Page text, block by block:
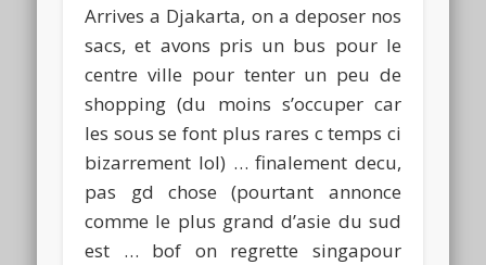
Arrives a Djakarta, on a deposer nos
sacs, et avons pris un bus pour le
centre ville pour tenter un peu de
shopping (du moins s’occuper car
les sous se font plus rares c temps ci
bizarrement lol) … finalement decu,
pas gd chose (pourtant annonce
comme le plus grand d’asie du sud
est … bof on regrette singapour